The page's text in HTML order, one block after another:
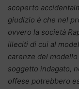
scoperto
giudizio è che nel
ovvero la società
illeciti di cui al
carenze del
soggetto indagato,
offese potrebbero